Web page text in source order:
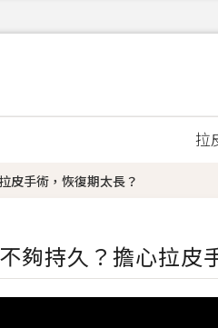
拉
皮手術，恢復期太長？
夠持久？擔心拉皮